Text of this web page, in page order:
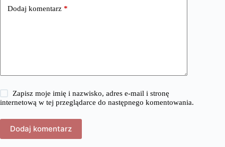
Dodaj komentarz *
Zapisz moje imię i nazwisko, adres e-mail i stronę
internetową w tej przeglądarce do następnego komentowania.
Dodaj komentarz